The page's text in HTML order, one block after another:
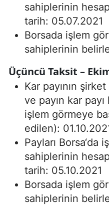
sahiplerinin
tarih: 05.07.2021
Borsada işlem
sahiplerinin
Üçüncü Taksit –
Kar payının
ve payın kar
işlem görmeye
edilen):
Payları Borsa‘da
sahiplerinin
tarih: 05.10.2021
Borsada işlem
sahiplerinin